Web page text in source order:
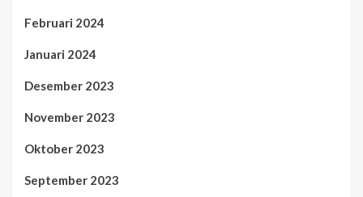
Februari 2024
Januari 2024
Desember 2023
November 2023
Oktober 2023
September 2023